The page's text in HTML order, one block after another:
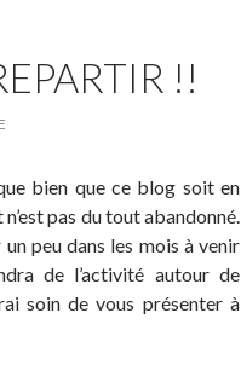
!!
bien que ce blog soit en
pas du tout abandonné.
peu dans les mois à venir
de l’activité autour de
soin de vous présenter à